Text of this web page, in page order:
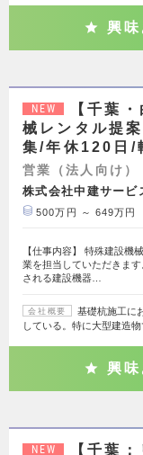
興味
NEW
【千葉
械レンタル提
集/年休120日/
営業（法人向け）
株式会社中建サービ
500万円 ～ 649万円
【仕事内容】 特殊建設機
業を担当していただきま
される建設機器…
会社概要
基礎杭施工に
している。特に大型建造
興味
NEW 【千葉